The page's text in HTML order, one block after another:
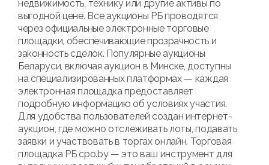
недвижимость, технику или другие активы по
выгодной цене. Все аукционы РБ проводятся
через официальные электронные торговые
площадки, обеспечивающие прозрачность и
законность сделок. Популярные аукционы
Беларуси, включая аукцион в Минске, доступны
на специализированных платформах — каждая
электронная площадка предоставляет
подробную информацию об условиях участия.
Для удобства пользователей создан интернет-
аукцион, где можно отслеживать лоты, подавать
заявки и участвовать в торгах онлайн. Торговая
площадка РБ cpo.by — это ваш инструмент для